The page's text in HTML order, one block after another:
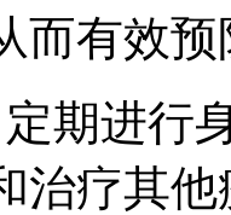
而有效
期进行
治疗其